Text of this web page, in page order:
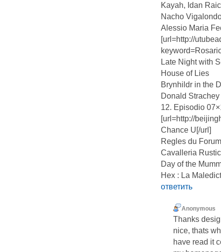
Kayah, Idan
Nacho
Alessio Maria
[url=http://
Late Night with
House of Lies
Brynhildr in the
Donald Strachey
12. Episodio
[url=http://
Chance U[/url]
Regles du Forum
Cavalleria
Day of the
Hex : La
ответить
Anonymous
Thanks
nice, thats
have read it